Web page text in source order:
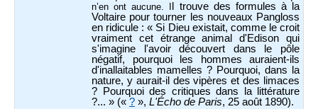
n’en ont aucune. I
l trouve des formules à la
Voltaire pour tourner les nouveaux Pangloss
en ridicule : « Si Dieu existait, comme le croit
vraiment cet étrange animal d'Edison qui
s'imagine l'avoir découvert dans le pôle
négatif, pourquoi les hommes auraient-ils
d'inallaitables mamelles ? Pourquoi, dans la
nature, y aurait-il des vipères et des limaces
? Pourquoi des critiques dans la littérature
?... » (« ? », L'Écho de Paris, 25 août 1890).